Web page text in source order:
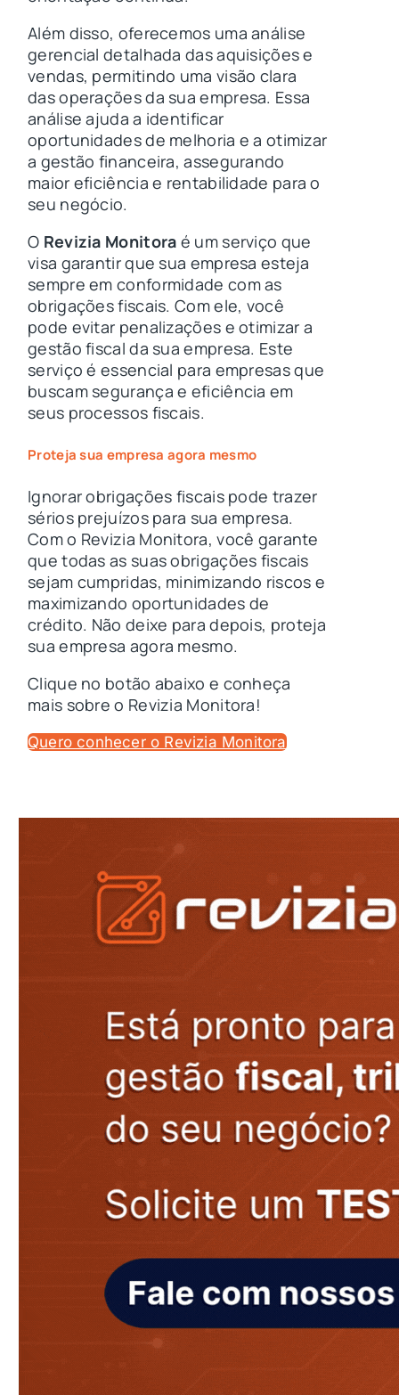
Além disso, oferecemos uma análise
gerencial detalhada das aquisições e
vendas, permitindo uma visão clara
das operações da sua empresa. Essa
análise ajuda a identificar
oportunidades de melhoria e a otimizar
a gestão financeira, assegurando
maior eficiência e rentabilidade para o
seu negócio.
O Revizia Monitora é um serviço que
visa garantir que sua empresa esteja
sempre em conformidade com as
obrigações fiscais. Com ele, você
pode evitar penalizações e otimizar a
gestão fiscal da sua empresa. Este
serviço é essencial para empresas que
buscam segurança e eficiência em
seus processos fiscais.
Proteja sua empresa agora mesmo
Ignorar obrigações fiscais pode trazer
sérios prejuízos para sua empresa.
Com o Revizia Monitora, você garante
que todas as suas obrigações fiscais
sejam cumpridas, minimizando riscos e
maximizando oportunidades de
crédito. Não deixe para depois, proteja
sua empresa agora mesmo.
Clique no botão abaixo e conheça
mais sobre o Revizia Monitora!
Quero conhecer o Revizia Monitora